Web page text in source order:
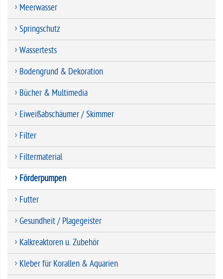
Meerwasser
Springschutz
Wassertests
Bodengrund & Dekoration
Bücher & Multimedia
Eiweißabschäumer / Skimmer
Filter
Filtermaterial
Förderpumpen
Futter
Gesundheit / Plagegeister
Kalkreaktoren u. Zubehör
Kleber für Korallen & Aquarien